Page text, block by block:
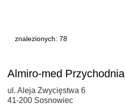
znalezionych: 78
Almiro-med Przychodnia
ul. Aleja Zwycięstwa 6
41-200 Sosnowiec